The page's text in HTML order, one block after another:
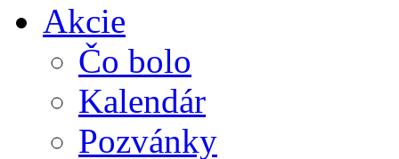
Akcie
Čo bolo
Kalendár
Pozvánky